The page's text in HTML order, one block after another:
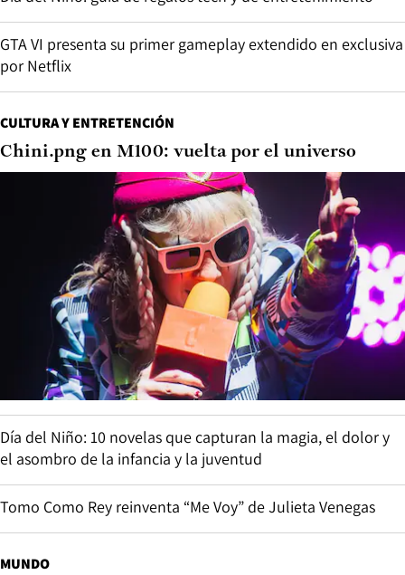
GTA VI presenta su primer gameplay extendido en exclusiva
por Netflix
CULTURA Y ENTRETENCIÓN
Chini.png en M100: vuelta por el universo
Día del Niño: 10 novelas que capturan la magia, el dolor y
el asombro de la infancia y la juventud
Tomo Como Rey reinventa “Me Voy” de Julieta Venegas
MUNDO